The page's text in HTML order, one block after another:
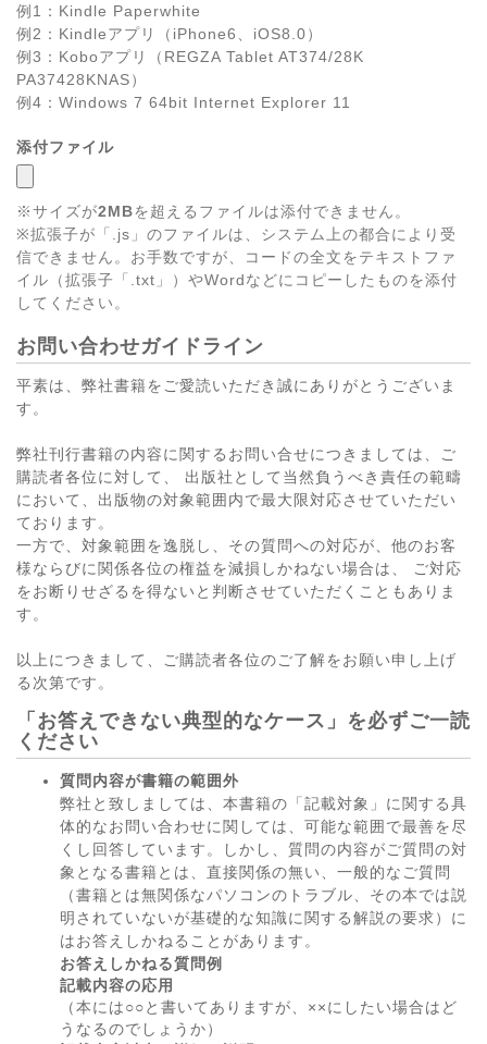
例1：Kindle Paperwhite
例2：Kindleアプリ（iPhone6、iOS8.0）
例3：Koboアプリ（REGZA Tablet AT374/28K
PA37428KNAS）
例4：Windows 7 64bit Internet Explorer 11
添付ファイル
※サイズが2MBを超えるファイルは添付できません。
※拡張子が「.js」のファイルは、システム上の都合により受
信できません。お手数ですが、コードの全文をテキストファ
イル（拡張子「.txt」）やWordなどにコピーしたものを添付
してください。
お問い合わせガイドライン
平素は、弊社書籍をご愛読いただき誠にありがとうございま
す。
弊社刊行書籍の内容に関するお問い合せにつきましては、ご
購読者各位に対して、 出版社として当然負うべき責任の範疇
において、出版物の対象範囲内で最大限対応させていただい
ております。
一方で、対象範囲を逸脱し、その質問への対応が、他のお客
様ならびに関係各位の権益を減損しかねない場合は、 ご対応
をお断りせざるを得ないと判断させていただくこともありま
す。
以上につきまして、ご購読者各位のご了解をお願い申し上げ
る次第です。
「お答えできない典型的なケース」を必ずご一読
ください
質問内容が書籍の範囲外
弊社と致しましては、本書籍の「記載対象」に関する具
体的なお問い合わせに関しては、可能な範囲で最善を尽
くし回答しています。しかし、質問の内容がご質問の対
象となる書籍とは、直接関係の無い、一般的なご質問
（書籍とは無関係なパソコンのトラブル、その本では説
明されていないが基礎的な知識に関する解説の要求）に
はお答えしかねることがあります。
お答えしかねる質問例
記載内容の応用
（本には○○と書いてありますが、××にしたい場合はど
うなるのでしょうか）